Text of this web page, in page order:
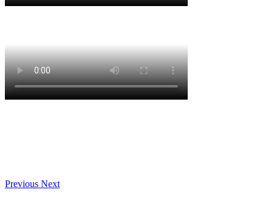
Previous Next